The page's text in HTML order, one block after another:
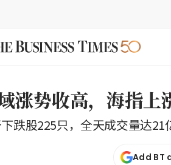
涨势收高，海指上
跌股225只，全天成交量达21
Add BT